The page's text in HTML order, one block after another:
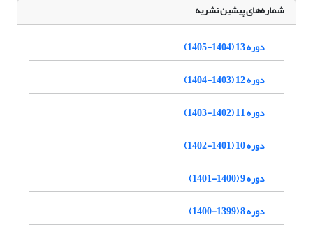
شماره‌های پیشین نشریه
دوره 13 (1404-1405)
دوره 12 (1403-1404)
دوره 11 (1402-1403)
دوره 10 (1401-1402)
دوره 9 (1400-1401)
دوره 8 (1399-1400)